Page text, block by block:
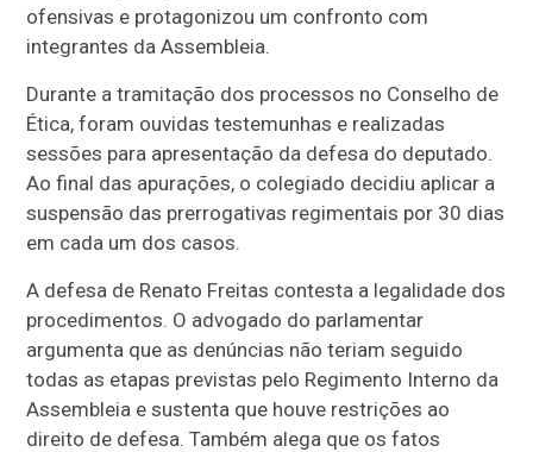
ofensivas e protagonizou um confronto com
integrantes da Assembleia.
Durante a tramitação dos processos no Conselho de
Ética, foram ouvidas testemunhas e realizadas
sessões para apresentação da defesa do deputado.
Ao final das apurações, o colegiado decidiu aplicar a
suspensão das prerrogativas regimentais por 30 dias
em cada um dos casos.
A defesa de Renato Freitas contesta a legalidade dos
procedimentos. O advogado do parlamentar
argumenta que as denúncias não teriam seguido
todas as etapas previstas pelo Regimento Interno da
Assembleia e sustenta que houve restrições ao
direito de defesa. Também alega que os fatos